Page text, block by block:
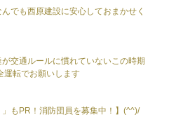
でも西原建設に安心しておまかせく
が交通ルールに慣れていないこの時期
運転でお願いします
」もPR！消防団員を募集中！】(^^)/